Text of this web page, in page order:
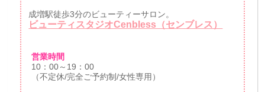
成増駅徒歩3分のビューティーサロン。
ビューティスタジオCenbless（センブレス）
営業時間
10：00～19：00
（不定休/完全ご予約制/女性専用）